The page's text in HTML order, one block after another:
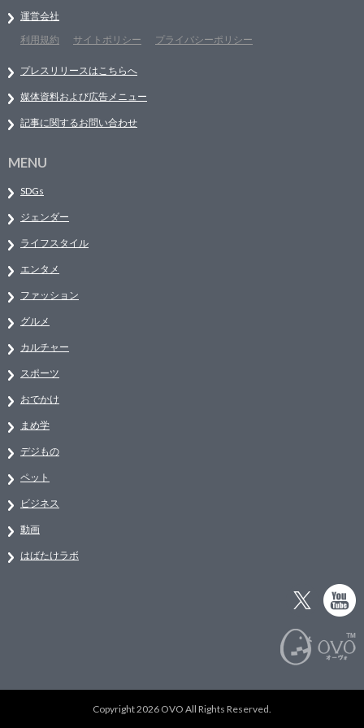
運営会社
利用規約
サイトポリシー プライバシーポリシー
プレスリリースはこちらへ
媒体資料および広告メニュー
記事に関するお問い合わせ
MENU
SDGs
ジェンダー
ライフスタイル
エンタメ
ファッション
グルメ
カルチャー
スポーツ
おでかけ
まめ学
デジもの
ペット
ビジネス
動画
はばたけラボ
Copyright 2026 OVO All Rights Reserved.